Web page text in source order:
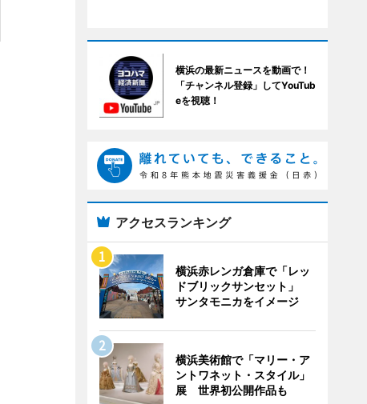
横浜の最新ニュースを動画で！
「チャンネル登録」してYouTub
eを視聴！
アクセスランキング
横浜赤レンガ倉庫で「レッ
ドブリックサンセット」
サンタモニカをイメージ
横浜美術館で「マリー・ア
ントワネット・スタイル」
展 世界初公開作品も